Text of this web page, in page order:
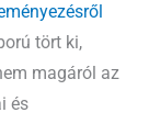
tört ki,
magáról az
és